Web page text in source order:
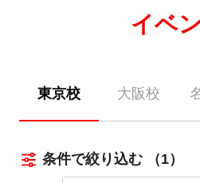
イベ
東京校 大阪校
条件で絞り込む （1）